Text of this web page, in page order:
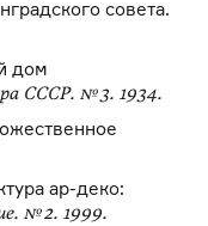
совета.
дом
СССР. № 3. 1934.
ар-деко:
№ 2. 1999.